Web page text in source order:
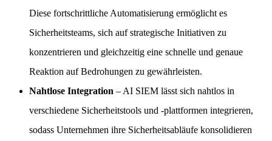
Diese fortschrittliche Automatisierung ermöglicht es
Sicherheitsteams, sich auf strategische Initiativen zu
konzentrieren und gleichzeitig eine schnelle und genaue
Reaktion auf Bedrohungen zu gewährleisten.
Nahtlose Integration – AI SIEM lässt sich nahtlos in
verschiedene Sicherheitstools und -plattformen integrieren,
sodass Unternehmen ihre Sicherheitsabläufe konsolidieren